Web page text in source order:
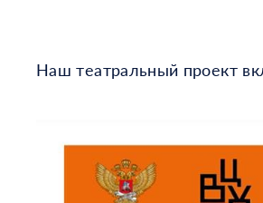
Наш театральный проект